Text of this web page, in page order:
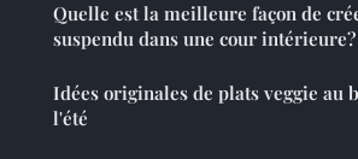
Quelle est la meilleure façon de
suspendu dans une cour intérieure?
Idées originales de plats veggie au
l'été